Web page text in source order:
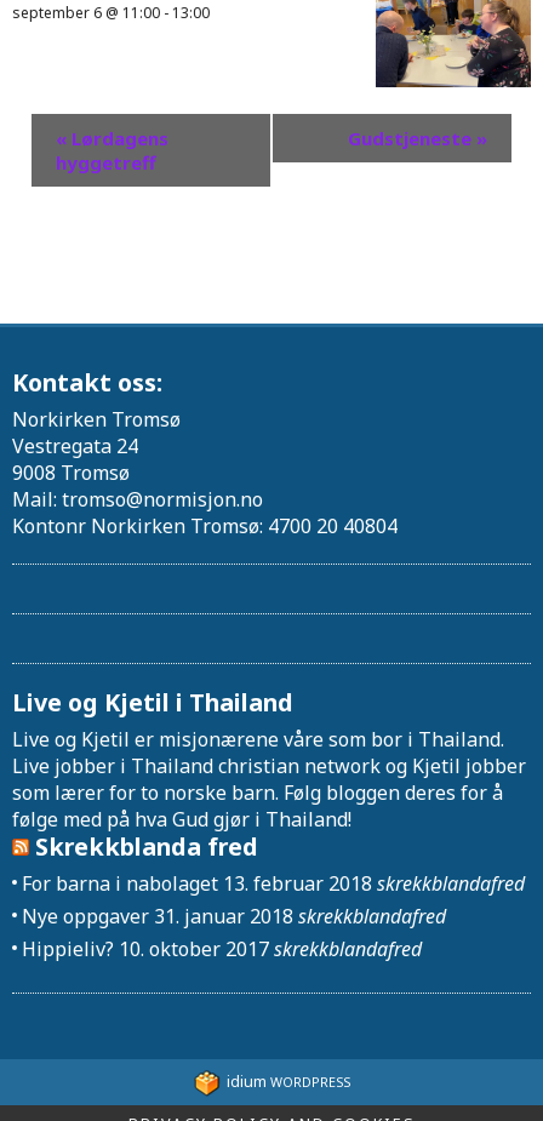
september 6 @ 11:00 - 13:00
« Lørdagens
hyggetreff
Gudstjeneste »
Kontakt oss:
Norkirken Tromsø
Vestregata 24
9008 Tromsø
Mail: tromso@normisjon.no
Kontonr Norkirken Tromsø: 4700 20 40804
Live og Kjetil i Thailand
Live og Kjetil er misjonærene våre som bor i Thailand.
Live jobber i Thailand christian network og Kjetil jobber
som lærer for to norske barn. Følg bloggen deres for å
følge med på hva Gud gjør i Thailand!
Skrekkblanda fred
For barna i nabolaget 13. februar 2018 skrekkblandafred
Nye oppgaver 31. januar 2018 skrekkblandafred
Hippieliv? 10. oktober 2017skrekkblandafred
idium WORDPRESS